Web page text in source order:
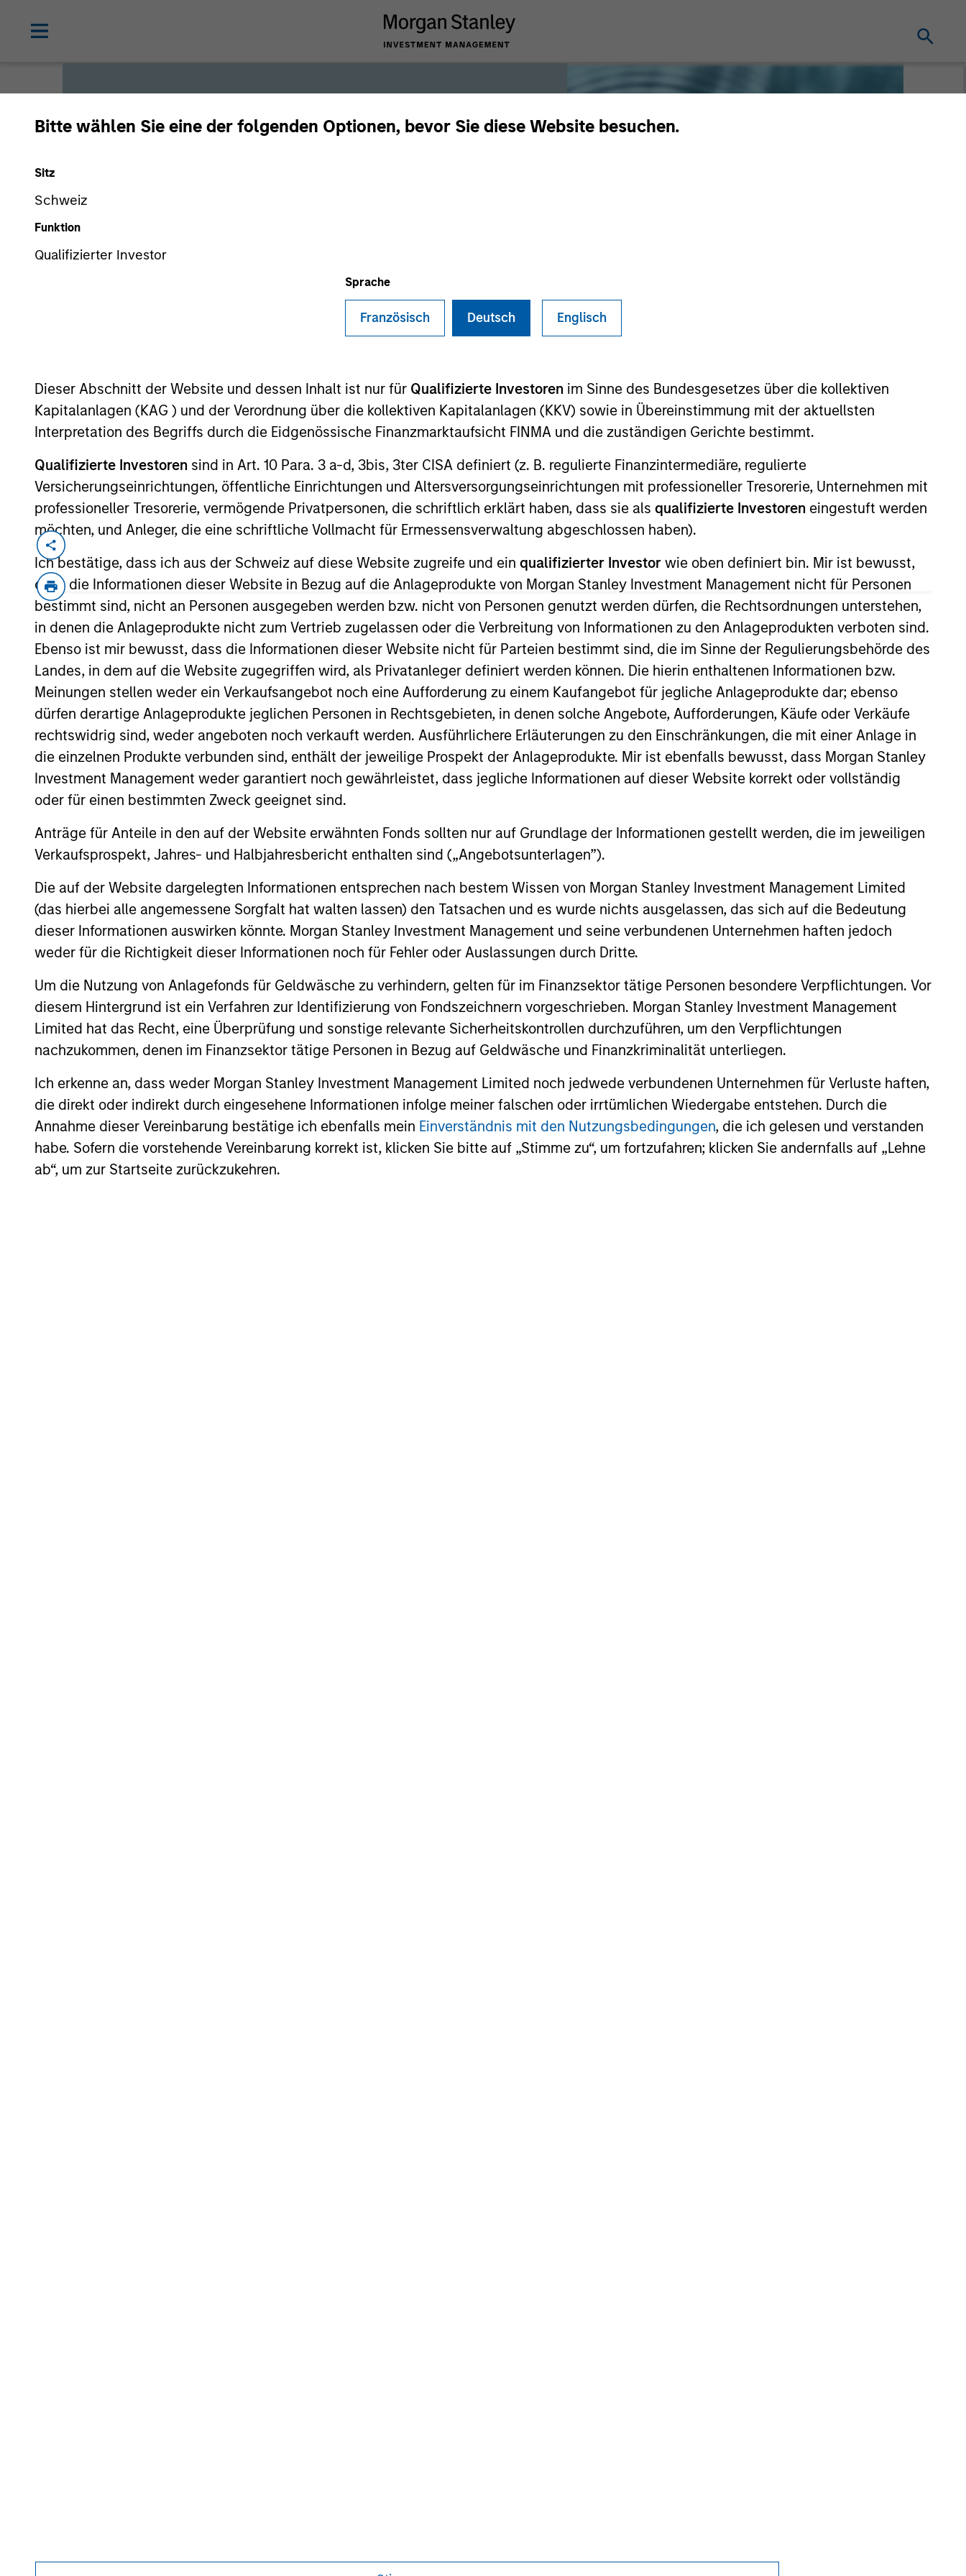
Bitte wählen Sie eine der folgenden Optionen, bevor Sie diese Website besuchen.
Sitz
Schweiz
Funktion
Qualifizierter Investor
Sprache
Französisch Deutsch Englisch
Dieser Abschnitt der Website und dessen Inhalt ist nur für Qualifizierte Investoren im Sinne des Bundesgesetzes über die kollektiven
Kapitalanlagen (KAG ) und der Verordnung über die kollektiven Kapitalanlagen (KKV) sowie in Übereinstimmung mit der aktuellsten
Interpretation des Begriffs durch die Eidgenössische Finanzmarktaufsicht FINMA und die zuständigen Gerichte bestimmt.
Qualifizierte Investoren sind in Art. 10 Para. 3 a-d, 3bis, 3ter CISA definiert (z. B. regulierte Finanzintermediäre, regulierte
Versicherungseinrichtungen, öffentliche Einrichtungen und Altersversorgungseinrichtungen mit professioneller Tresorerie, Unternehmen mit
professioneller Tresorerie, vermögende Privatpersonen, die schriftlich erklärt haben, dass sie als qualifizierte Investoren eingestuft werden
möchten, und Anleger, die eine schriftliche Vollmacht für Ermessensverwaltung abgeschlossen haben).
Ich bestätige, dass ich aus der Schweiz auf diese Website zugreife und ein qualifizierter Investor wie oben definiert bin. Mir ist bewusst,
dass die Informationen dieser Website in Bezug auf die Anlageprodukte von Morgan Stanley Investment Management nicht für Personen
bestimmt sind, nicht an Personen ausgegeben werden bzw. nicht von Personen genutzt werden dürfen, die Rechtsordnungen unterstehen,
in denen die Anlageprodukte nicht zum Vertrieb zugelassen oder die Verbreitung von Informationen zu den Anlageprodukten verboten sind.
Ebenso ist mir bewusst, dass die Informationen dieser Website nicht für Parteien bestimmt sind, die im Sinne der Regulierungsbehörde des
Landes, in dem auf die Website zugegriffen wird, als Privatanleger definiert werden können. Die hierin enthaltenen Informationen bzw.
Meinungen stellen weder ein Verkaufsangebot noch eine Aufforderung zu einem Kaufangebot für jegliche Anlageprodukte dar; ebenso
dürfen derartige Anlageprodukte jeglichen Personen in Rechtsgebieten, in denen solche Angebote, Aufforderungen, Käufe oder Verkäufe
rechtswidrig sind, weder angeboten noch verkauft werden. Ausführlichere Erläuterungen zu den Einschränkungen, die mit einer Anlage in
die einzelnen Produkte verbunden sind, enthält der jeweilige Prospekt der Anlageprodukte. Mir ist ebenfalls bewusst, dass Morgan Stanley
Investment Management weder garantiert noch gewährleistet, dass jegliche Informationen auf dieser Website korrekt oder vollständig
oder für einen bestimmten Zweck geeignet sind.
Anträge für Anteile in den auf der Website erwähnten Fonds sollten nur auf Grundlage der Informationen gestellt werden, die im jeweiligen
Verkaufsprospekt, Jahres- und Halbjahresbericht enthalten sind („Angebotsunterlagen”).
Die auf der Website dargelegten Informationen entsprechen nach bestem Wissen von Morgan Stanley Investment Management Limited
(das hierbei alle angemessene Sorgfalt hat walten lassen) den Tatsachen und es wurde nichts ausgelassen, das sich auf die Bedeutung
dieser Informationen auswirken könnte. Morgan Stanley Investment Management und seine verbundenen Unternehmen haften jedoch
weder für die Richtigkeit dieser Informationen noch für Fehler oder Auslassungen durch Dritte.
Um die Nutzung von Anlagefonds für Geldwäsche zu verhindern, gelten für im Finanzsektor tätige Personen besondere Verpflichtungen. Vor
diesem Hintergrund ist ein Verfahren zur Identifizierung von Fondszeichnern vorgeschrieben. Morgan Stanley Investment Management
Limited hat das Recht, eine Überprüfung und sonstige relevante Sicherheitskontrollen durchzuführen, um den Verpflichtungen
nachzukommen, denen im Finanzsektor tätige Personen in Bezug auf Geldwäsche und Finanzkriminalität unterliegen.
Ich erkenne an, dass weder Morgan Stanley Investment Management Limited noch jedwede verbundenen Unternehmen für Verluste haften,
die direkt oder indirekt durch eingesehene Informationen infolge meiner falschen oder irrtümlichen Wiedergabe entstehen. Durch die
Annahme dieser Vereinbarung bestätige ich ebenfalls mein Einverständnis mit den Nutzungsbedingungen, die ich gelesen und verstanden
habe. Sofern die vorstehende Vereinbarung korrekt ist, klicken Sie bitte auf „Stimme zu“, um fortzufahren; klicken Sie andernfalls auf „Lehne
ab“, um zur Startseite zurückzukehren.
preservation.
MARKETING COMMUNICATION
Überblick Produkte
CashInvest by Morgan
Stanley
Explore More Kontakt
Overview
Expertise
We help treasury professionals and other clients
navigate the ever-evolving cash management
landscape through a combination of expertise,
resources and strategies.
Resources
Our dedicated team offers client-focused
resources and expertise with technology-based
Investment solutions
Strategies to meet a range of investor cash-
management needs – from liquidity and money
solutions.